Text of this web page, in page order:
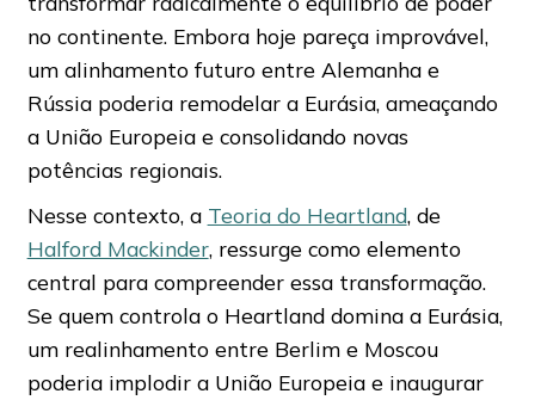
no continente. Embora hoje pareça improvável,
um alinhamento futuro entre Alemanha e
Rússia poderia remodelar a Eurásia, ameaçando
a União Europeia e consolidando novas
potências regionais.
Nesse contexto, a Teoria do Heartland, de
Halford Mackinder, ressurge como elemento
central para compreender essa transformação.
Se quem controla o Heartland domina a Eurásia,
um realinhamento entre Berlim e Moscou
poderia implodir a União Europeia e inaugurar